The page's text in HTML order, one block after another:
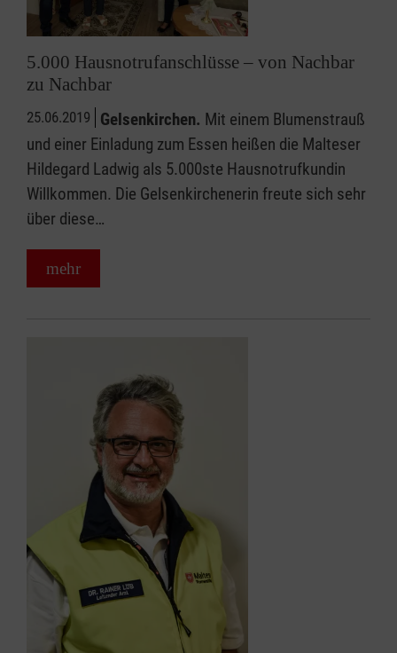
5.000 Hausnotrufanschlüsse – von Nachbar
zu Nachbar
25.06.2019 Gelsenkirchen. Mit einem Blumenstrauß
und einer Einladung zum Essen heißen die Malteser
Hildegard Ladwig als 5.000ste Hausnotrufkundin
Willkommen. Die Gelsenkirchenerin freute sich sehr
über diese…
mehr